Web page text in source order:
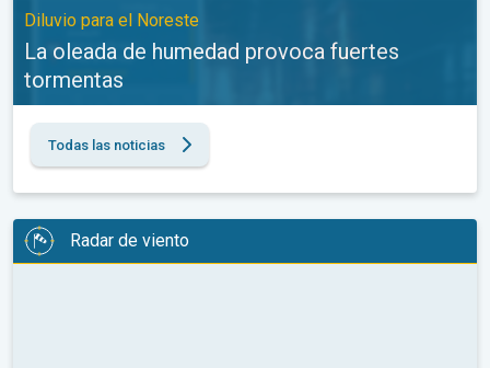
Diluvio para el Noreste
La oleada de humedad provoca fuertes
tormentas
Todas las noticias
Radar de viento